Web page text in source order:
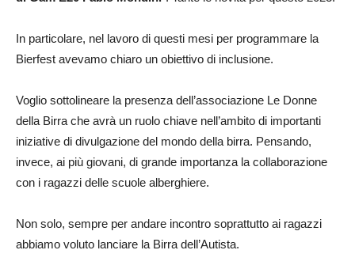
In particolare, nel lavoro di questi mesi per programmare la
Bierfest avevamo chiaro un obiettivo di inclusione.
Voglio sottolineare la presenza dell’associazione Le Donne
della Birra che avrà un ruolo chiave nell’ambito di importanti
iniziative di divulgazione del mondo della birra. Pensando,
invece, ai più giovani, di grande importanza la collaborazione
con i ragazzi delle scuole alberghiere.
Non solo, sempre per andare incontro soprattutto ai ragazzi
abbiamo voluto lanciare la Birra dell’Autista.